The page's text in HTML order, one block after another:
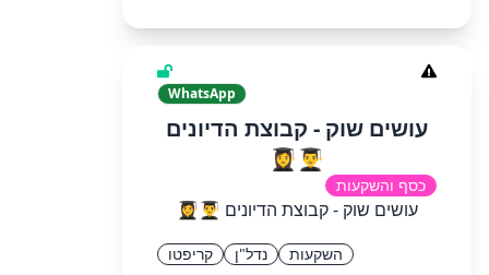
WhatsApp
עושים שוק - קבוצת הדיונים
👨‍🎓👩‍🎓
כסף והשקעות
עושים שוק - קבוצת הדיונים 👨‍🎓👩‍🎓
השקעות נדל"ן קריפטו